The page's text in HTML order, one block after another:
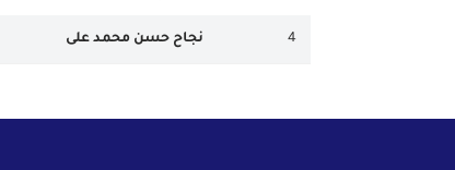
4 نجاح حسن محمد على